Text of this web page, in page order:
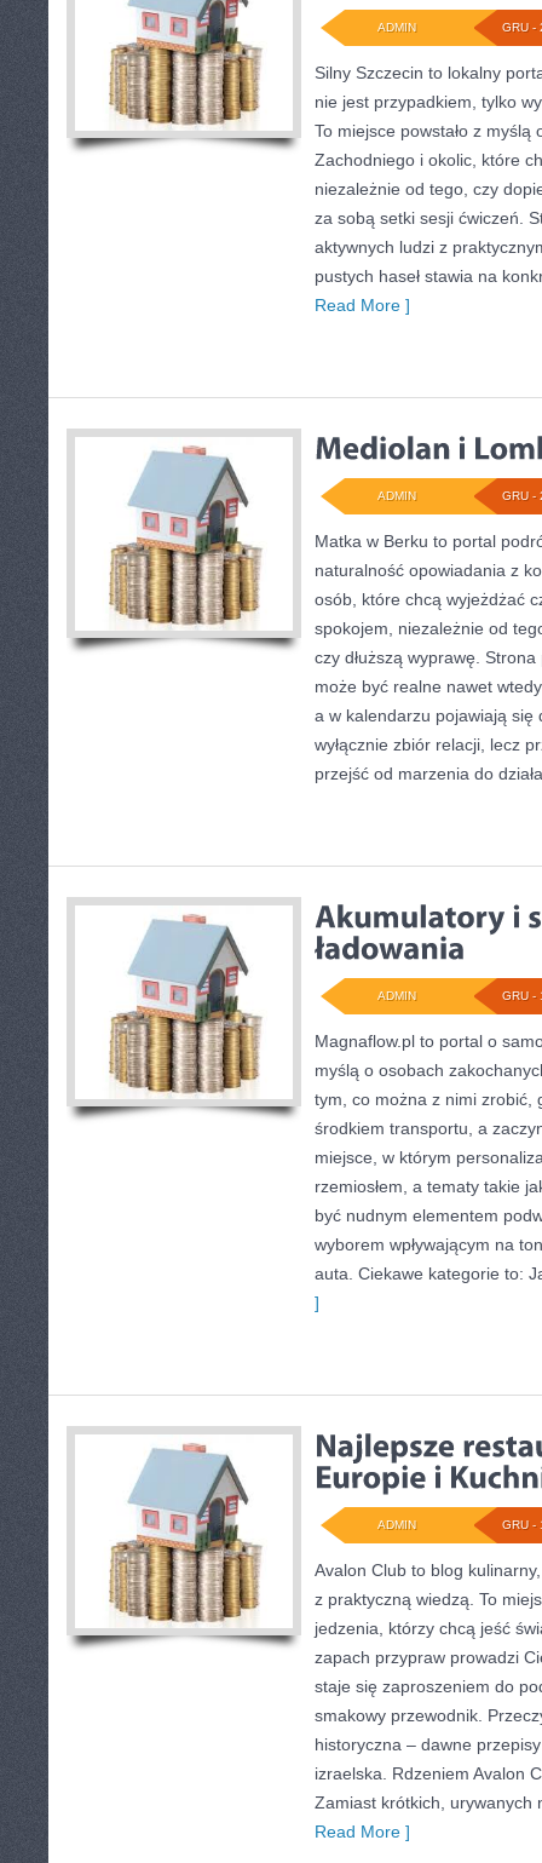
GRU -
ADMIN
Silny Szczecin to lokalny
nie jest przypadkiem, tylko
To miejsce powstało z
Zachodniego i okolic, które
niezależnie od tego, czy
za sobą setki sesji ćwiczeń.
aktywnych ludzi z
pustych haseł stawia na
Read More ]
GRU -
ADMIN
Matka w Berku to portal
naturalność opowiadania z
osób, które chcą wyjeżdżać
spokojem, niezależnie od
czy dłuższą wyprawę.
może być realne nawet
a w kalendarzu pojawiają się
wyłącznie zbiór relacji, lecz
przejść od marzenia do
GRU -
ADMIN
Magnaflow.pl to portal o
myślą o osobach
tym, co można z nimi zrobić,
środkiem transportu, a
miejsce, w którym
rzemiosłem, a tematy takie
być nudnym elementem
wyborem wpływającym na
auta. Ciekawe kategorie to:
]
GRU -
ADMIN
Avalon Club to blog
z praktyczną wiedzą. To
jedzenia, którzy chcą jeść
zapach przypraw prowadzi
staje się zaproszeniem do
smakowy przewodnik.
historyczna – dawne
izraelska. Rdzeniem Avalon
Zamiast krótkich, urywanych
Read More ]